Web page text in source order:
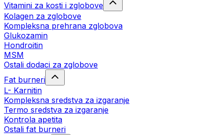
Vitamini za kosti i zglobove
Kolagen za zglobove
Kompleksna prehrana zglobova
Glukozamin
Hondroitin
MSM
Ostali dodaci za zglobove
Fat burneri
L- Karnitin
Kompleksna sredstva za izgaranje
Termo sredstva za izgaranje
Kontrola apetita
Ostali fat burneri